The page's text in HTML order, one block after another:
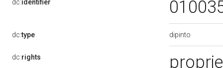
dc:identifier
dc:type dipinto
dc:rights